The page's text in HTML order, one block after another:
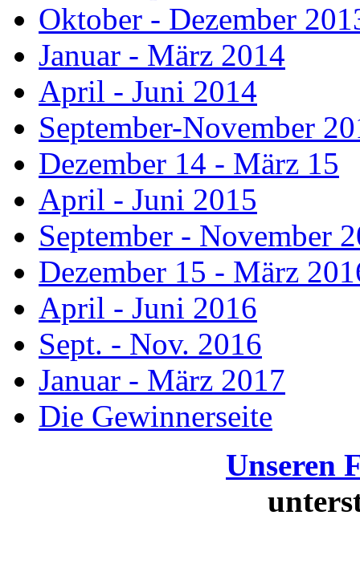
Oktober - Dezember
Januar - März 2014
April - Juni 2014
September-November
Dezember 14 - März 15
April - Juni 2015
September - November
Dezember 15 - März
April - Juni 2016
Sept. - Nov. 2016
Januar - März 2017
Die Gewinnerseite
Unseren